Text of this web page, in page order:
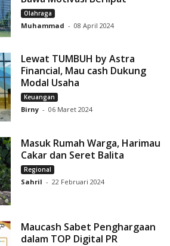
Olahraga
Muhammad - 08 April 2024
Lewat TUMBUH by Astra
Financial, Mau cash Dukung
Modal Usaha
Keuangan
Birny - 06 Maret 2024
Masuk Rumah Warga, Harimau
Cakar dan Seret Balita
Regional
Sahril - 22 Februari 2024
Maucash Sabet Penghargaan
dalam TOP Digital PR